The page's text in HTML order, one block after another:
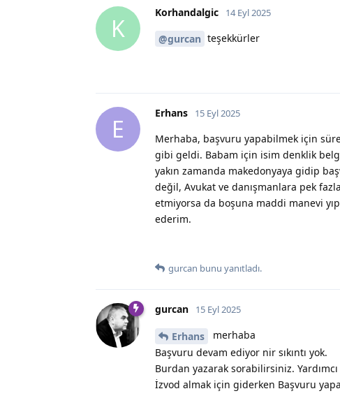
K
Korhandalgic 14 Eyl 2025
@gurcan teşekkürler
E
Erhans 15 Eyl 2025
Merhaba, başvuru yapabilmek için
gibi geldi. Babam için isim denklik
yakın zamanda makedonyaya gidip
değil, Avukat ve danışmanlara pek
etmiyorsa da boşuna maddi manevi
ederim.
gurcan bunu yanıtladı.
gurcan 15 Eyl 2025
Erhans
merhaba
Başvuru devam ediyor nir sıkıntı yok.
Burdan yazarak sorabilirsiniz.
İzvod almak için giderken Başvuru